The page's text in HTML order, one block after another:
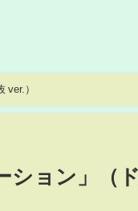
ver.）
ション」（